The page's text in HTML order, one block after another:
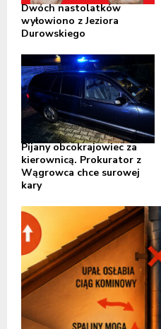
Dwóch nastolatków
wyłowiono z Jeziora
Durowskiego
Pijany obcokrajowiec za
kierownicą. Prokurator z
Wągrowca chce surowej
kary